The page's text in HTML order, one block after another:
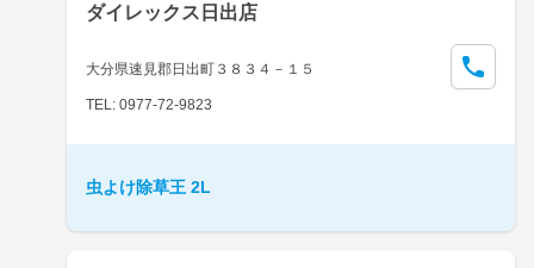
ダイレックス日出店
大分県速見郡日出町３８３４－１５
TEL: 0977-72-9823
虫よけ除草王 2L